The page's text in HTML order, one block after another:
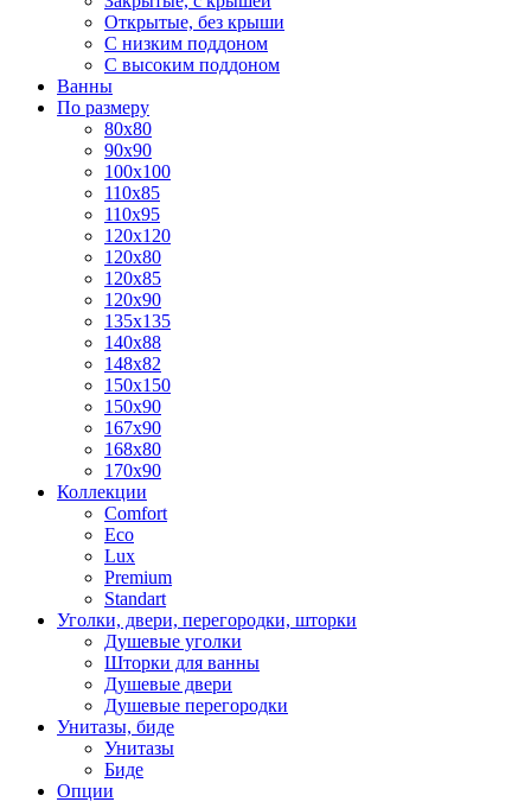
Открытые, без крыши
С низким поддоном
С высоким поддоном
Ванны
По размеру
80x80
90x90
100x100
110x85
110x95
120x120
120x80
120x85
120x90
135x135
140x88
148x82
150x150
150x90
167x90
168x80
170x90
Коллекции
Comfort
Eco
Lux
Premium
Standart
Уголки, двери, перегородки, шторки
Душевые уголки
Шторки для ванны
Душевые двери
Душевые перегородки
Унитазы, биде
Унитазы
Биде
Опции